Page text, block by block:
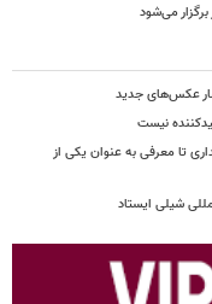
می‌شود
عکس‌های جدید
نیست
تا معرفی به عنوان یکی از
شیلی ایستاد